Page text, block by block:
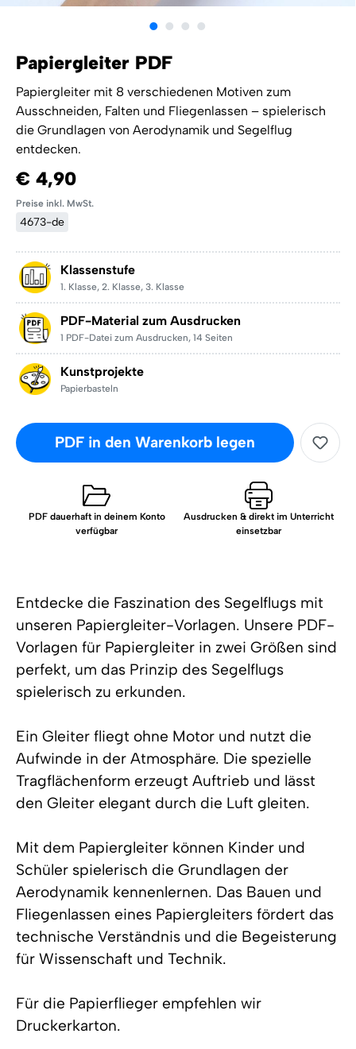
Entdecke die Faszination des Segelflugs mit
unseren Papiergleiter-Vorlagen. Unsere PDF-
Vorlagen für Papiergleiter in zwei Größen sind
perfekt, um das Prinzip des Segelflugs
spielerisch zu erkunden.
Ein Gleiter fliegt ohne Motor und nutzt die
Aufwinde in der Atmosphäre. Die spezielle
Tragflächenform erzeugt Auftrieb und lässt
den Gleiter elegant durch die Luft gleiten.
Mit dem Papiergleiter können Kinder und
Schüler spielerisch die Grundlagen der
Aerodynamik kennenlernen. Das Bauen und
Fliegenlassen eines Papiergleiters fördert das
technische Verständnis und die Begeisterung
für Wissenschaft und Technik.
Für die Papierflieger empfehlen wir
Druckerkarton.
Papiergleiter PDF
Papiergleiter mit 8 verschiedenen Motiven zum
Ausschneiden, Falten und Fliegenlassen – spielerisch
die Grundlagen von Aerodynamik und Segelflug
entdecken.
€ 4,90
Preise inkl. MwSt.
4673-de
Klassenstufe
1. Klasse, 2. Klasse, 3. Klasse
PDF-Material zum Ausdrucken
1 PDF-Datei zum Ausdrucken, 14 Seiten
Kunstprojekte
Papierbasteln
PDF in den Warenkorb legen
PDF dauerhaft in deinem Konto
verfügbar
Ausdrucken & direkt im Unterricht
einsetzbar